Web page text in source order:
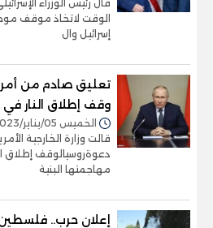
قال رئيس الوزراء
الوقت لاتخاذ موقف
إسرائيل وال
تعليق صادم من
وقف إطلاق النار في
الخميس 05/يناير/2023 - 10:25 م
قالت وزارة الخارجية
دعوةروسيالوقف إطلاق
مهاجمتها البنية
إعلان حرب..